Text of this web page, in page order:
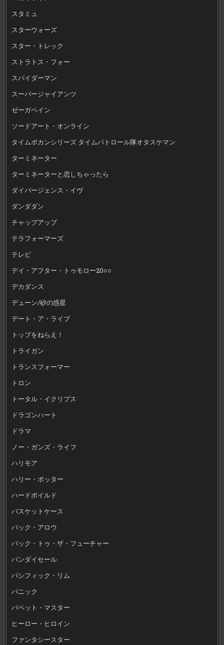
スタミュ
スターウォーズ
スター・トレック
ストラトス・フォー
スパイダーマン
スーパージャイアンツ
ゼーガペイン
ソードアート・オンライン
タイムボカンシリーズ タイムパトロール隊オタスケマン
ターミネーター
ターミネーターと恋しちゃったら
ダイバージェンス・イヴ
ダンダダン
チャップアップ
テラフォーマーズ
テレビ
デイ・アフター・トゥモロー20○○
デカダンス
デューン/砂の惑星
デート・ア・ライブ
トップをねらえ！
トライガン
トランスフォーマー
トロン
トータル・イクリプス
ドラゴンハート
ドラマ
ノー・ガンズ・ライフ
ハリモア
ハリー・ポッター
ハードボイルド
バスケットケース
バック・アロウ
バック・トゥ・ザ・フューチャー
バンダイセール
パシフィック・リム
パニック
パペット・マスター
ヒーロー・ヒロイン
ファンタシースター